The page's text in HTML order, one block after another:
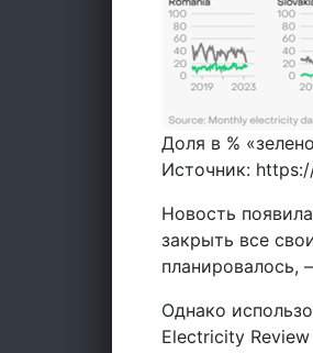
Доля в %
Источник:
Новость
закрыть все
планировалось,
Однако
Electricity